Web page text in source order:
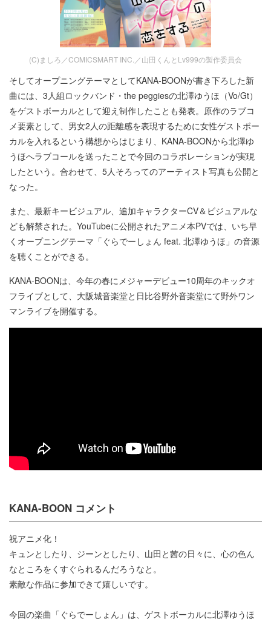
(C)ましろ／COMICSMART INC.／山田くんとLv999の製作委員会
そしてオープニングテーマとしてKANA-BOONが書き下ろした新
曲には、3人組ロックバンド・the peggiesの北澤ゆうほ（Vo/Gt）
をゲストボーカルとして迎え制作したことも発表。原作のラブコ
メ要素として、男女2人の距離感を表現するために女性ゲストボー
カルを入れるという構想からはじまり、KANA-BOONから北澤ゆ
うほへラブコールを送ったことで今回のコラボレーションが実現
したという。合わせて、5人そろってのアーティスト写真も公開と
なった。
また、最新キービジュアル、追加キャラクターCV＆ビジュアルな
ども解禁された。YouTubeに公開されたアニメ本PVでは、いち早
くオープニングテーマ「ぐらでーしょん feat. 北澤ゆうほ」の音源
を聴くことができる。
KANA-BOONは、今年の春にメジャーデビュー10周年のキックオ
フライブとして、大阪城音楽堂と日比谷野外音楽堂にて野外ワン
マンライブを開催する。
KANA-BOON コメント
祝アニメ化！
キュンとしたり、ジーンとしたり、山田と茜の日々に、心の色ん
なところをくすぐられるんだろうなと。
素敵な作品に参加できて嬉しいです。
今回の楽曲「ぐらでーしょん」は、ゲストボーカルに北澤ゆうほ